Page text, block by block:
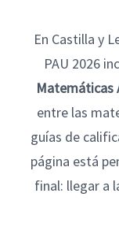
En Castilla y
PAU 2026
Matemáticas
entre las
guías de
página está
final: llegar a